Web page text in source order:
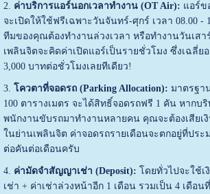
2. ค่าบริการแอร์นอกเวลาทำงาน (OT Air): แอร์ข
จะเปิดให้ใช้ฟรีเฉพาะวันจันทร์-ศุกร์ เวลา 08.00 -
ทีมของคุณต้องทำงานล่วงเวลา หรือทำงานวันเส
เพลินจิตจะคิดค่าเปิดแอร์เป็นรายชั่วโมง ซึ่งเฉลี่ย
3,000 บาทต่อชั่วโมงเลยทีเดียว!
3. โควตาที่จอดรถ (Parking Allocation): มาตรฐา
100 ตารางเมตร จะได้สิทธิ์จอดรถฟรี 1 คัน หาก
พนักงานขับรถมาทำงานหลายคน คุณจะต้องเสียเ
ในย่านเพลินจิต ค่าจอดรถรายเดือนจะตกอยู่ที่ประ
ต่อคันต่อเดือนครับ
4. ค่ามัดจำสัญญาเช่า (Deposit): โดยทั่วไปจะใช้เ
เช่า + ค่าเช่าล่วงหน้าอีก 1 เดือน รวมเป็น 4 เดือ